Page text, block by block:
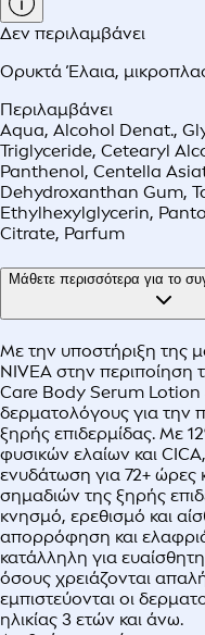
Δεν περιλαμβάνει
Ορυκτά Έλαια,
Περιλαμβάνει
Aqua, Alcohol Denat.,
Triglyceride, Cetearyl
Panthenol, Centella
Dehydroxanthan Gum,
Ethylhexylglycerin,
Citrate, Parfum
Μάθετε περισσότερα για το
Με την υποστήριξη της
NIVEA στην περιποίηση
Care Body Serum Lotion
δερματολόγους για την
ξηρής επιδερμίδας. Με
φυσικών ελαίων και
ενυδάτωση για 72+
σημαδιών της ξηρής
κνησμό, ερεθισμό και
απορρόφηση και
κατάλληλη για ευαίσθητη
όσους χρειάζονται
εμπιστεύονται οι
ηλικίας 3 ετών και άνω.